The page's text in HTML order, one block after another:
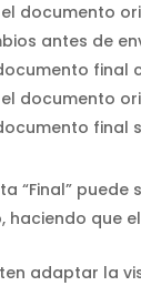
documento
antes de
documento
“Final”
haciendo que
adaptar la